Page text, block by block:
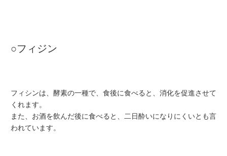
○フィジン
フィシンは、酵素の一種で、食後に食べると、消化を促進させて
くれます。
また、お酒を飲んだ後に食べると、二日酔いになりにくいとも言
われています。